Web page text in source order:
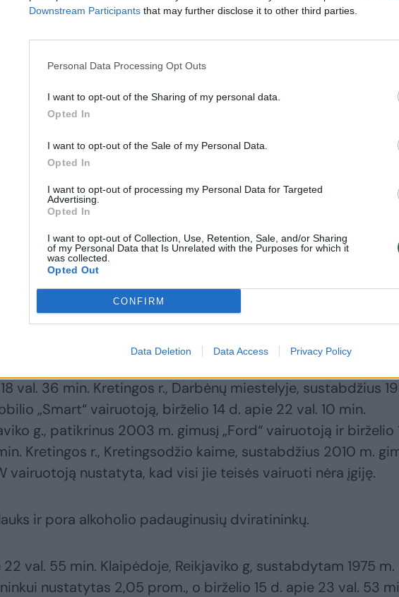
Downstream Participants that may further disclose it to other third parties.
Personal Data Processing Opt Outs
I want to opt-out of the Sharing of my personal data.
Opted In
I want to opt-out of the Sale of my Personal Data.
Opted In
I want to opt-out of processing my Personal Data for Targeted
Advertising.
Opted In
I want to opt-out of Collection, Use, Retention, Sale, and/or Sharing
of my Personal Data that Is Unrelated with the Purposes for which it
was collected.
Opted Out
CONFIRM
Data Deletion Data Access Privacy Policy
nesumokėsite – tai
antstoliai (1)
apskrityje: patikrinta
BMW vairavo sunkiai
apgirtusi moteris
patikrinti vairuotojai neturėjo teisės vairuoti.
val. 36 min. Kretingos r., Darbėnų miestelyje, sustabdžius
„Smart“ vairuotoją, birželio 14 d. apie 22 val. 10 min.
g., patikrinus 2003 m. gimusį „Ford“ vairuotoją ir birželio
Kretingos r., Kretingsodžio kaime, sustabdžius 2010 m.
vairuotoją nustatyta, kad visi jie teisės vairuoti nėra įgiję.
ir pora alkoholio padauginusių dviratininkų.
22 val. 55 min. Klaipėdoje, Reikjaviko g, sustabdytam 1975 m.
nustatytas 2,05 prom., o birželio 15 d. apie 23 val. 53